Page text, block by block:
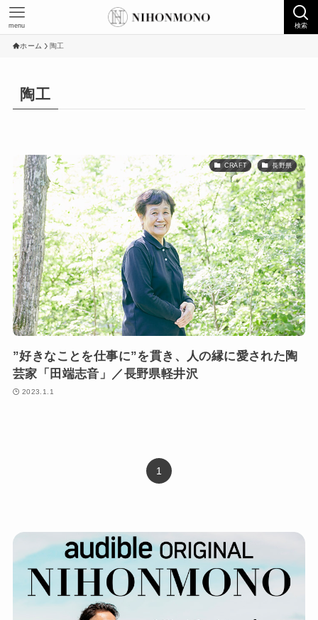
検索
menu
ホーム 陶工
陶工
CRAFT 長野県
”好きなことを仕事に”を貫き、人の縁に愛された陶
芸家「田端志音」／長野県軽井沢
2023.1.1
1